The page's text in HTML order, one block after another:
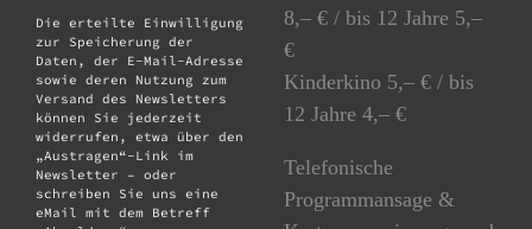
Die erteilte Einwilligung
zur Speicherung der
Daten, der E-Mail-Adresse
sowie deren Nutzung zum
Versand des Newsletters
können Sie jederzeit
widerrufen, etwa über den
„Austragen“-Link im
Newsletter – oder
schreiben Sie uns eine
eMail mit dem Betreff
8,– € / bis 12 Jahre 5,–
€
Kinderkino 5,– € / bis
12 Jahre 4,– €
Telefonische
Programmansage &